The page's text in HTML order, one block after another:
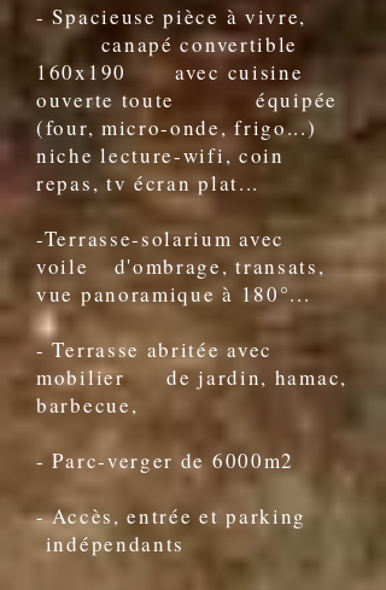
- Spacieuse pièce à vivre,
canapé convertible
160x190 avec cuisine
ouverte toute équipée
(four, micro-onde, frigo...)
niche lecture-wifi, coin
repas, tv écran plat...
-Terrasse-solarium avec
voile d'ombrage, transats,
vue panoramique à 180°...
- Terrasse abritée avec
mobilier de jardin, hamac,
barbecue,
- Parc-verger de 6000m2
- Accès, entrée et parking
indépendants